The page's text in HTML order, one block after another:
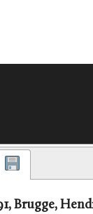
Brugge,